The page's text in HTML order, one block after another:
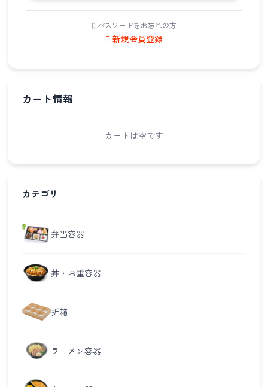
パスワードをお忘れの方
新規会員登録
カート情報
カートは空です
カテゴリ
弁当容器
丼・お重容器
折箱
ラーメン容器